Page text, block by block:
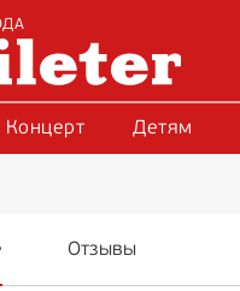
Концерт Детям
Отзывы